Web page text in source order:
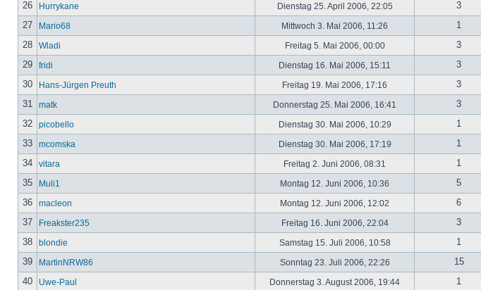
26
Hurrykane Dienstag 25. April 2006, 22:05
3
27
Mario68 Mittwoch 3. Mai 2006, 11:26
1
28
Wladi Freitag 5. Mai 2006, 00:00
3
29
fridi Dienstag 16. Mai 2006, 15:11
3
30
Hans-Jürgen Preuth Freitag 19. Mai 2006, 17:16
3
31
matk Donnerstag 25. Mai 2006, 16:41
3
32
picobello Dienstag 30. Mai 2006, 10:29
1
33
mcomska Dienstag 30. Mai 2006, 17:19
1
34
vitara Freitag 2. Juni 2006, 08:31
1
35
Muli1 Montag 12. Juni 2006, 10:36
5
36
macleon Montag 12. Juni 2006, 12:02
6
37
Freakster235 Freitag 16. Juni 2006, 22:04
3
38
blondie Samstag 15. Juli 2006, 10:58
1
39
MartinNRW86 Sonntag 23. Juli 2006, 22:26
15
40
Uwe-Paul Donnerstag 3. August 2006, 19:44 1